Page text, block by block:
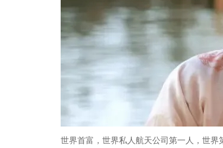
世界首富，世界私人航天公司第一人，世界